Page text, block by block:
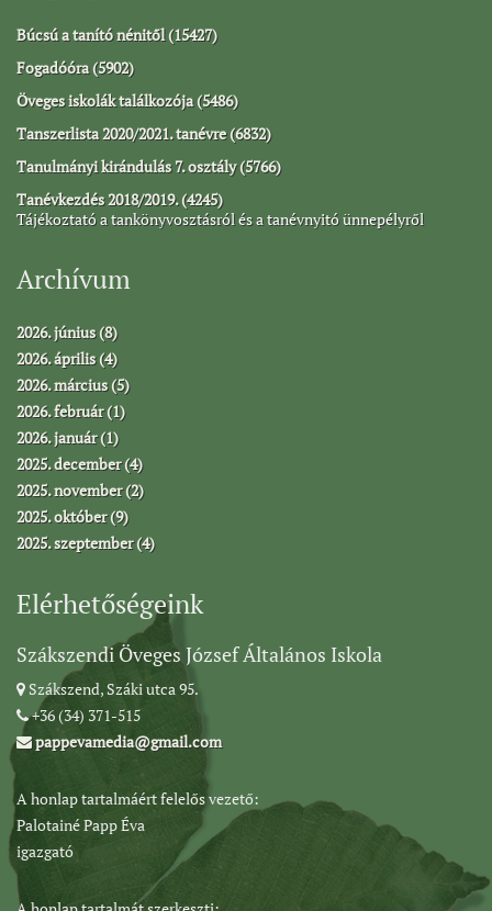
Búcsú a tanító nénitől (15427)
Fogadóóra (5902)
Öveges iskolák találkozója (5486)
Tanszerlista 2020/2021. tanévre (6832)
Tanulmányi kirándulás 7. osztály (5766)
Tanévkezdés 2018/2019. (4245)
Tájékoztató a tankönyvosztásról és a tanévnyitó ünnepélyről
Archívum
2026. június (8)
2026. április (4)
2026. március (5)
2026. február (1)
2026. január (1)
2025. december (4)
2025. november (2)
2025. október (9)
2025. szeptember (4)
Elérhetőségeink
Szákszendi Öveges József Általános Iskola
Szákszend, Száki utca 95.
+36 (34) 371-515
pappevamedia@gmail.com
A honlap tartalmáért felelős vezető:
Palotainé Papp Éva
igazgató